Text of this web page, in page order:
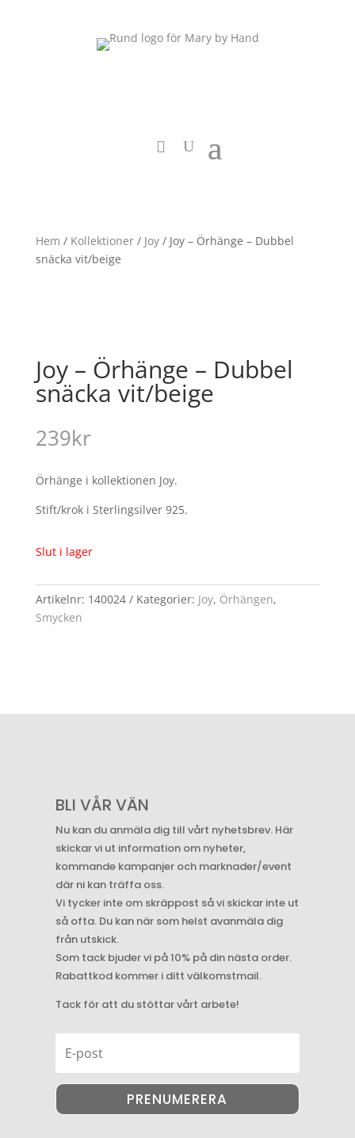
Hem / Kollektioner/ Joy/ Joy – Örhänge – Dubbel
snäcka vit/beige
Joy – Örhänge – Dubbel
snäcka vit/beige
239kr
Örhänge i kollektionen Joy.
Stift/krok i Sterlingsilver 925.
Slut i lager
Artikelnr: 140024 Kategorier: Joy, Örhängen,
Smycken
BLI VÅR VÄN
Nu kan du anmäla dig till vårt nyhetsbrev. Här
skickar vi ut information om nyheter,
kommande kampanjer och marknader/event
där ni kan träffa oss.
Vi tycker inte om skräppost så vi skickar inte ut
så ofta. Du kan när som helst avanmäla dig
från utskick.
Som tack bjuder vi på 10% på din nästa order.
Rabattkod kommer i ditt välkomstmail.
Tack för att du stöttar vårt arbete!
PRENUMERERA